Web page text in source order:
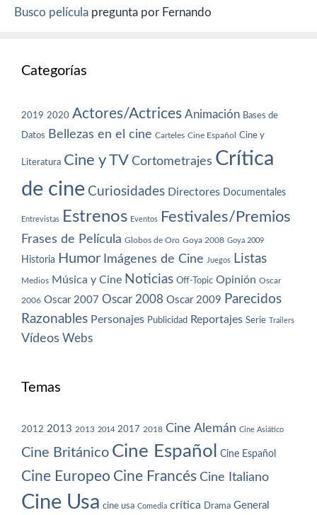
Busco película pregunta por Fernando
Categorías
2019 2020 Actores/Actrices Animación Bases de
Datos Bellezas en el cine Carteles Cine Español Cine y
Literatura Cine y TV Cortometrajes Crítica
de cine Curiosidades Directores Documentales
Entrevistas Estrenos Eventos Festivales/Premios
Frases de Película Globos de Oro Goya 2008 Goya 2009
Historia Humor Imágenes de Cine Juegos Listas
Medios Música y Cine Noticias Off-Topic Opinión Oscar
2006 Oscar 2007 Oscar 2008 Oscar 2009 Parecidos
Razonables Personajes Publicidad Reportajes Serie Trailers
Vídeos Webs
Temas
2012 2013 2013 2014 2017 2018 Cine Alemán Cine Asiático
Cine Británico Cine Español Cine Español
Cine Europeo Cine Francés Cine Italiano
Cine Usa cine usa Comedia crítica Drama General